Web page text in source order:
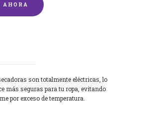
AHORA
son totalmente eléctricas, lo
más seguras para tu ropa, evitando
por exceso de temperatura.